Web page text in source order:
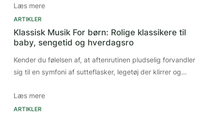
Læs mere
ARTIKLER
Klassisk Musik For børn: Rolige klassikere til
baby, sengetid og hverdagsro
Kender du følelsen af, at aftenrutinen pludselig forvandler
sig til en symfoni af sutteflasker, legetøj der klirrer og…
Læs mere
ARTIKLER